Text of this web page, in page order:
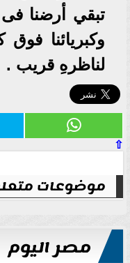
تبقي أرضنا فى
وكبريائنا فوق
لناظرهِ قريب .
⇧
موضوعات
مصر اليوم